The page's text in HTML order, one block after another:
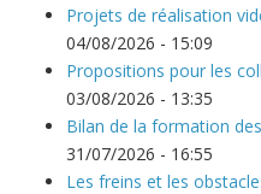
Projets de réalisation
04/08/2026 - 15:09
Propositions pour les
03/08/2026 - 13:35
Bilan de la formation
31/07/2026 - 16:55
Les freins et les